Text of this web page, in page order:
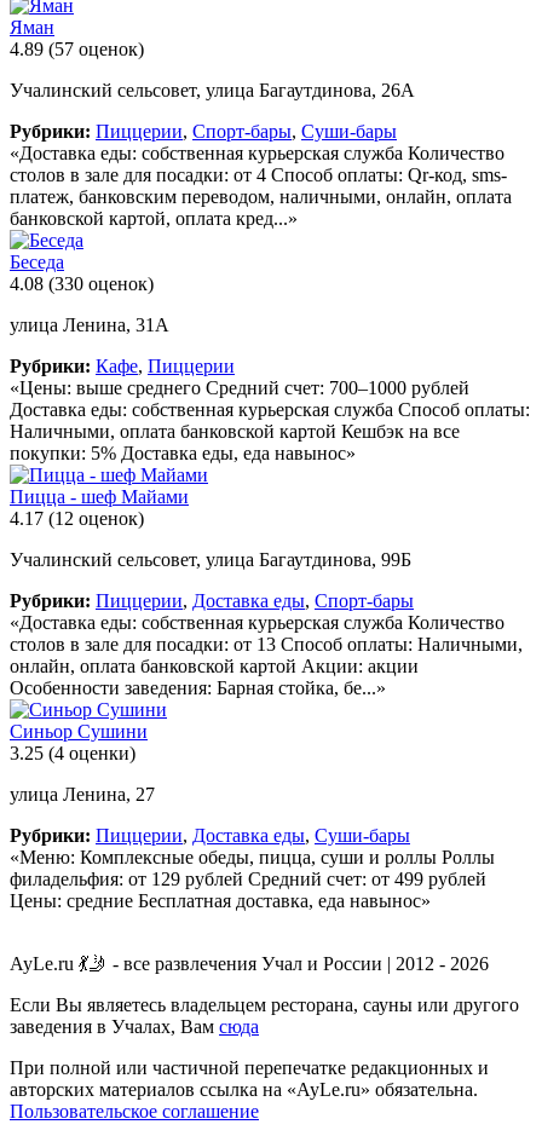
Яман
4.89 (57 оценок)
Учалинский сельсовет, улица Багаутдинова, 26А
Рубрики: Пиццерии, Спорт-бары, Суши-бары
«Доставка еды: собственная курьерская служба Количество
столов в зале для посадки: от 4 Способ оплаты: Qr-код, sms-
платеж, банковским переводом, наличными, онлайн, оплата
банковской картой, оплата кред...»
Беседа
4.08 (330 оценок)
улица Ленина, 31А
Рубрики: Кафе, Пиццерии
«Цены: выше среднего Средний счет: 700–1000 рублей
Доставка еды: собственная курьерская служба Способ оплаты:
Наличными, оплата банковской картой Кешбэк на все
покупки: 5% Доставка еды, еда навынос»
Пицца - шеф Майами
4.17 (12 оценок)
Учалинский сельсовет, улица Багаутдинова, 99Б
Рубрики: Пиццерии, Доставка еды, Спорт-бары
«Доставка еды: собственная курьерская служба Количество
столов в зале для посадки: от 13 Способ оплаты: Наличными,
онлайн, оплата банковской картой Акции: акции
Особенности заведения: Барная стойка, бе...»
Синьор Сушини
3.25 (4 оценки)
улица Ленина, 27
Рубрики: Пиццерии, Доставка еды, Суши-бары
«Меню: Комплексные обеды, пицца, суши и роллы Роллы
филадельфия: от 129 рублей Средний счет: от 499 рублей
Цены: средние Бесплатная доставка, еда навынос»
AyLe.ru 💃🤳 - все развлечения Учал и России | 2012 - 2026
Если Вы являетесь владельцем ресторана, сауны или другого
заведения в Учалах, Вам сюда
При полной или частичной перепечатке редакционных и
авторских материалов ссылка на «AyLe.ru» обязательна.
Пользовательское соглашение